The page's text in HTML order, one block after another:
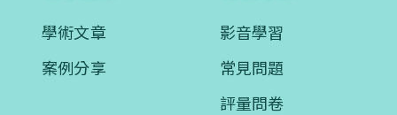
學術文章
案例分享
影音學習
常見問題
評量問卷